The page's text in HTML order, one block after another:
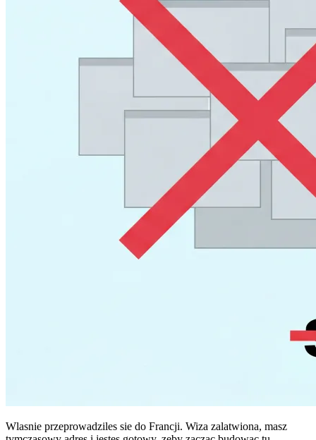
Wlasnie przeprowadziles sie do Francji. Wiza zalatwiona, masz